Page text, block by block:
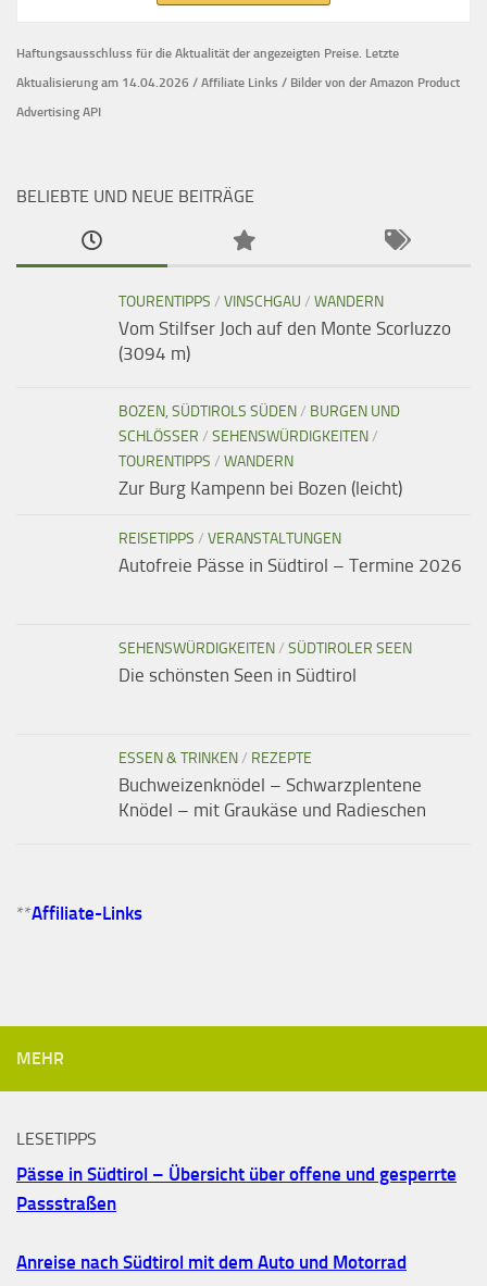
Haftungsausschluss für die Aktualität der angezeigten Preise. Letzte
Aktualisierung am 14.04.2026 / Affiliate Links / Bilder von der Amazon Product
Advertising API
BELIEBTE UND NEUE BEITRÄGE
TOURENTIPPS / VINSCHGAU / WANDERN
Vom Stilfser Joch auf den Monte Scorluzzo
(3094 m)
BOZEN, SÜDTIROLS SÜDEN/ BURGEN UND
SCHLÖSSER / SEHENSWÜRDIGKEITEN/
TOURENTIPPS / WANDERN
Zur Burg Kampenn bei Bozen (leicht)
REISETIPPS / VERANSTALTUNGEN
Autofreie Pässe in Südtirol – Termine 2026
SEHENSWÜRDIGKEITEN/ SÜDTIROLER SEEN
Die schönsten Seen in Südtirol
ESSEN & TRINKEN/ REZEPTE
Buchweizenknödel – Schwarzplentene
Knödel – mit Graukäse und Radieschen
**Affiliate-Links
MEHR
LESETIPPS
Pässe in Südtirol – Übersicht über offene und gesperrte
Passstraßen
Anreise nach Südtirol mit dem Auto und Motorrad